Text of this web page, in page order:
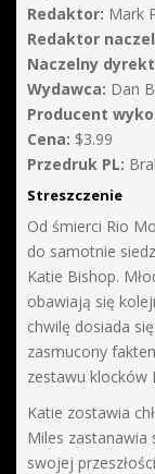
Redaktor: Mark
Redaktor
Naczelny
Wydawca: Dan
Producent
Cena: $3.99
Przedruk PL:
Streszczenie
Od śmierci Rio
do samotnie
Katie Bishop.
obawiają się
chwilę dosiada
zasmucony
zestawu klocków
Katie zostawia
Miles zastanawia
swojej